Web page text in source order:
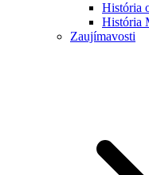
História
História
Zaujímavosti